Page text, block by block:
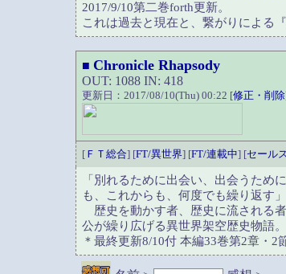
2017/9/10第二巻forth更新。
これは過去と現在と、繋がりによる
■ Chronicle Rhapsody
OUT: 1088 IN: 418
更新日：2017/08/10(Thu) 00:22 [修正・削除
[ＦＴ総合] [FT/異世界] [FT/連載中] [セール
「別れるために出会い、出会うため
も、これからも、何度でも繰り返す」
歴史を動かす者、歴史に流される
公が繰り広げる異世界架空歴史物語。
＊最終更新8/10付 本編33巻第2章・2